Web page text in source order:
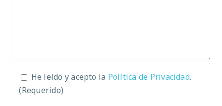
He leído y acepto la Política de Privacidad.
(Requerido)